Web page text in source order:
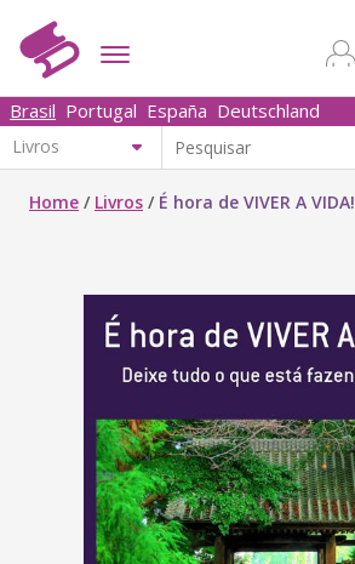
Brasil Portugal España Deutschland
Home / Livros / É hora de VIVER A VIDA!